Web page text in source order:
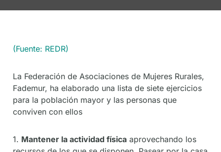
(Fuente: REDR)
La Federación de Asociaciones de Mujeres Rurales,
Fademur, ha elaborado una lista de siete ejercicios
para la población mayor y las personas que
conviven con ellos
1. Mantener la actividad física aprovechando los